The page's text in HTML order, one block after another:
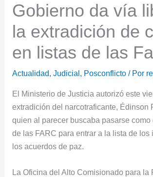
Gobierno da vía
la extradición de
en listas de las
Actualidad,Judicial, Posconflicto / Por
El Ministerio de Justicia autorizó este
extradición del narcotraficante, Édinson
quien al parecer buscaba pasarse
de las FARC para entrar a la lista de los
los acuerdos de paz.
La Oficina del Alto Comisionado para la